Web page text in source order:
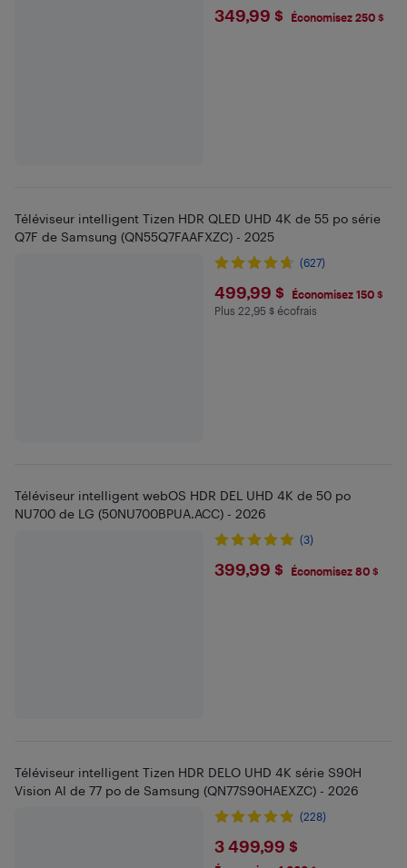
$349.99
349,99 $ Économisez 250 $
Téléviseur intelligent Tizen HDR QLED UHD 4K de 55 po série
Q7F de Samsung (QN55Q7FAAFXZC) - 2025
(627)
$499.99
499,99 $ Économisez 150 $
Plus 22.95 $ en écofrais
Plus 22,95 $ écofrais
Téléviseur intelligent webOS HDR DEL UHD 4K de 50 po
NU700 de LG (50NU700BPUA.ACC) - 2026
(3)
$399.99
399,99 $ Économisez 80 $
Téléviseur intelligent Tizen HDR DELO UHD 4K série S90H
Vision AI de 77 po de Samsung (QN77S90HAEXZC) - 2026
(228)
$3499.99
3 499,99 $